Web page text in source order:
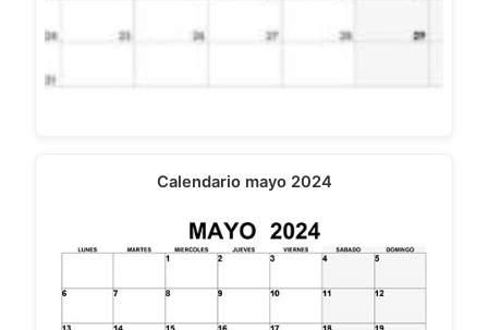
Calendario mayo 2024